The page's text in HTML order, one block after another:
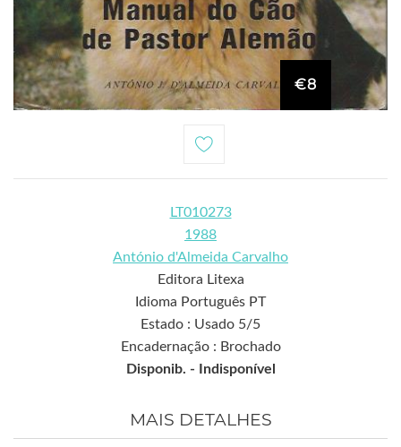
€8
LT010273
1988
António d'Almeida Carvalho
Editora Litexa
Idioma Português PT
Estado : Usado 5/5
Encadernação : Brochado
Disponib. -
Indisponível
MAIS DETALHES